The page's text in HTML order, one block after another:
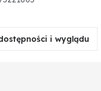
i wyglądu